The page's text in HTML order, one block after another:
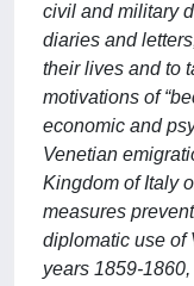
civil and military
diaries and
their lives and to
motivations of
economic and
Venetian
Kingdom of Italy
measures
diplomatic use of
years 1859-